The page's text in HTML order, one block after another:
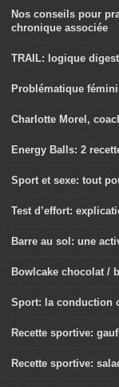
Nos conseils pour
chronique associée
TRAIL: logique
Problématique
Charlotte Morel,
Energy Balls: 2
Sport et sexe: tout
Test d’effort:
Barre au sol: une
Bowlcake chocolat /
Sport: la conduction
Recette sportive:
Recette sportive: